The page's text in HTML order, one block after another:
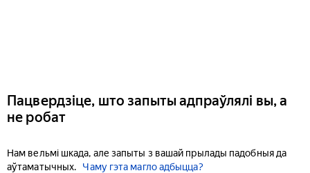
Пацвердзіце, што запыты адпраўлялі вы, а
не робат
Нам вельмі шкада, але запыты з вашай прылады падобныя да
аўтаматычных.
Чаму гэта магло адбыцца?